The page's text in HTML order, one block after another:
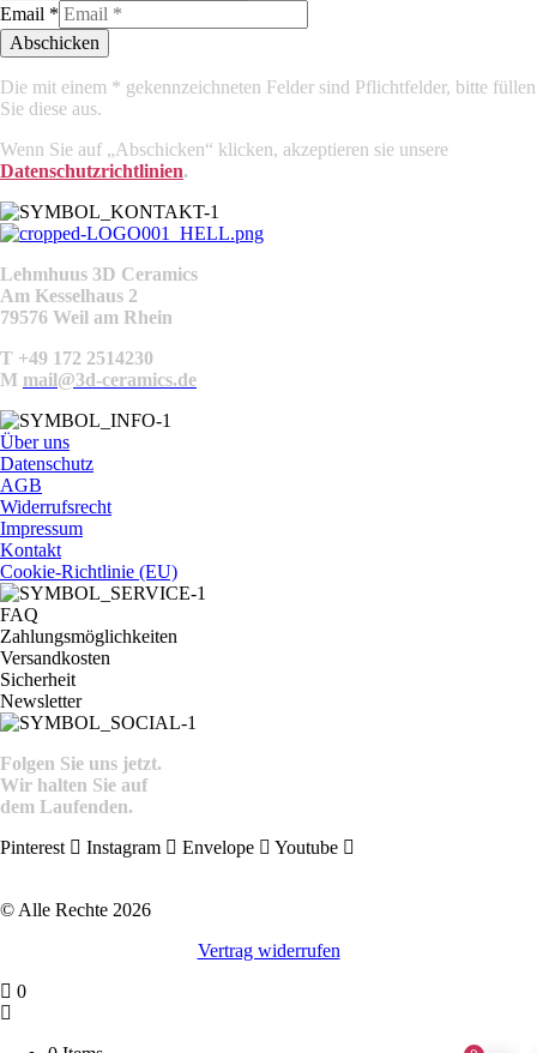
Email *
Abschicken
Die mit einem * gekennzeichneten Felder sind Pflichtfelder, bitte füllen
Sie diese aus.
Wenn Sie auf „Abschicken“ klicken, akzeptieren sie unsere
Datenschutzrichtlinien.
Lehmhuus 3D Ceramics
Am Kesselhaus 2
79576 Weil am Rhein
T +49 172 2514230
M mail@3d-ceramics.de
Über uns
Datenschutz
AGB
Widerrufsrecht
Impressum
Kontakt
Cookie-Richtlinie (EU)
FAQ
Zahlungsmöglichkeiten
Versandkosten
Sicherheit
Newsletter
Folgen Sie uns jetzt.
Wir halten Sie auf
dem Laufenden.
Pinterest
Instagram Envelope Youtube
© Alle Rechte 2026
Vertrag widerrufen
0